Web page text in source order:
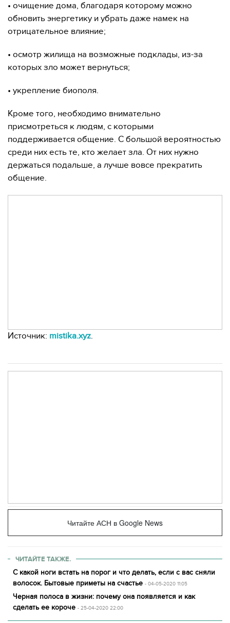
• очищение дома, благодаря которому можно
обновить энергетику и убрать даже намек на
отрицательное влияние;
• осмотр жилища на возможные подклады, из-за
которых зло может вернуться;
• укрепление биополя.
Кроме того, необходимо внимательно
присмотреться к людям, с которыми
поддерживается общение. С большой вероятностью
среди них есть те, кто желает зла. От них нужно
держаться подальше, а лучше вовсе прекратить
общение.
Источник: mistika.xyz.
Читайте АСН в Google News
ЧИТАЙТЕ ТАКЖЕ.
С какой ноги встать на порог и что делать, если с вас сняли
волосок. Бытовые приметы на счастье - 04-05-2020 11:05
Черная полоса в жизни: почему она появляется и как
сделать ее короче - 25-04-2020 22:00